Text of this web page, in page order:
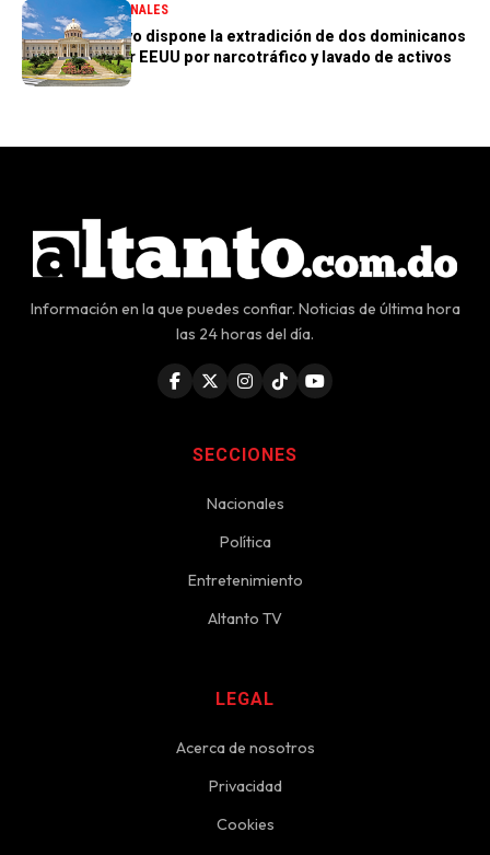
DESTACADA NACIONALES
Poder Ejecutivo dispone la extradición de dos dominicanos
requeridos por EEUU por narcotráfico y lavado de activos
Información en la que puedes confiar. Noticias de última hora
las 24 horas del día.
SECCIONES
Nacionales
Política
Entretenimiento
Altanto TV
LEGAL
Acerca de nosotros
Privacidad
Cookies